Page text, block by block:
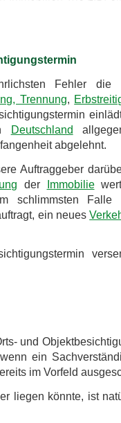
Fehler die
Trennung,
Deutschland
abgelehnt.
Auftraggeber
der Immobilie
schlimmsten
ein neues
und
ein
im Vorfeld
liegen könnte, ist